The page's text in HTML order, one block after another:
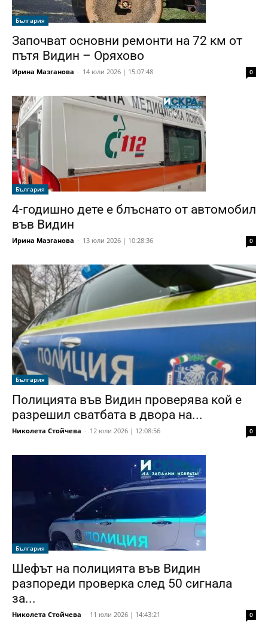
България
Започват основни ремонти на 72 км от
пътя Видин – Оряхово
Ирина Мазганова - 14 юли 2026 | 15:07:48 0
България
4-годишно дете е блъснато от автомобил
във Видин
Ирина Мазганова - 13 юли 2026 | 10:28:36 0
България
Полицията във Видин проверява кой е
разрешил сватбата в двора на...
Николета Стойчева - 12 юли 2026 | 12:08:56 0
България
Шефът на полицията във Видин
разпореди проверка след 50 сигнала
за...
Николета Стойчева - 11 юли 2026 | 14:43:21 0